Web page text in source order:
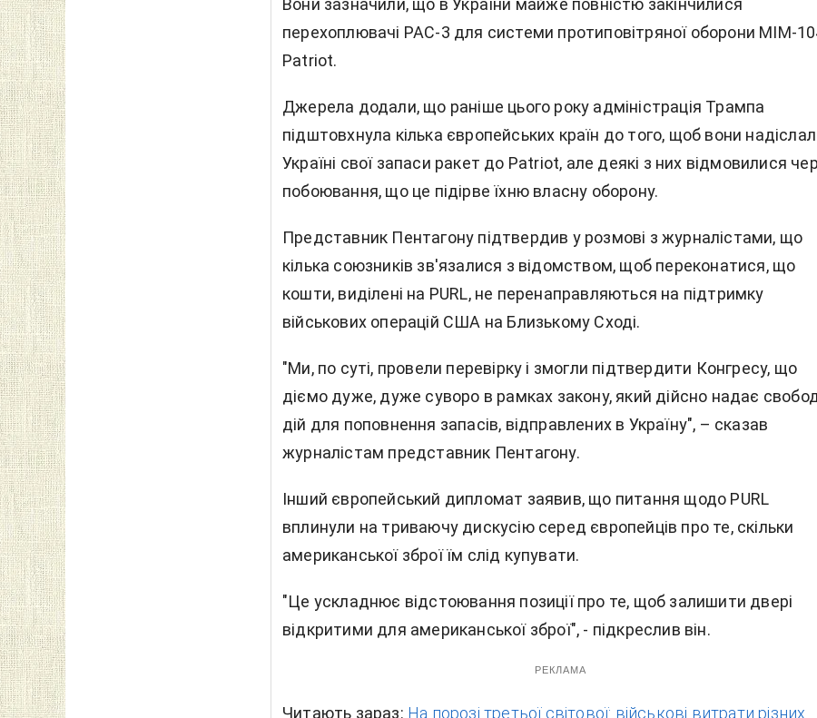
Вони зазначили, що в України майже повністю закінчилися
перехоплювачі PAC-3 для системи протиповітряної оборони MIM-
Patriot.
Джерела додали, що раніше цього року адміністрація Трампа
підштовхнула кілька європейських країн до того, щоб вони
Україні свої запаси ракет до Patriot, але деякі з них відмовилися
побоювання, що це підірве їхню власну оборону.
Представник Пентагону підтвердив у розмові з журналістами, що
кілька союзників зв'язалися з відомством, щоб переконатися, що
кошти, виділені на PURL, не перенаправляються на підтримку
військових операцій США на Близькому Сході.
"Ми, по суті, провели перевірку і змогли підтвердити Конгресу, що
діємо дуже, дуже суворо в рамках закону, який дійсно надає
дій для поповнення запасів, відправлених в Україну", – сказав
журналістам представник Пентагону.
Інший європейський дипломат заявив, що питання щодо PURL
вплинули на триваючу дискусію серед європейців про те, скільки
американської зброї їм слід купувати.
"Це ускладнює відстоювання позиції про те, щоб залишити двері
відкритими для американської зброї", - підкреслив він.
РЕКЛАМА
Читають зараз: На порозі третьої світової: військові витрати різних